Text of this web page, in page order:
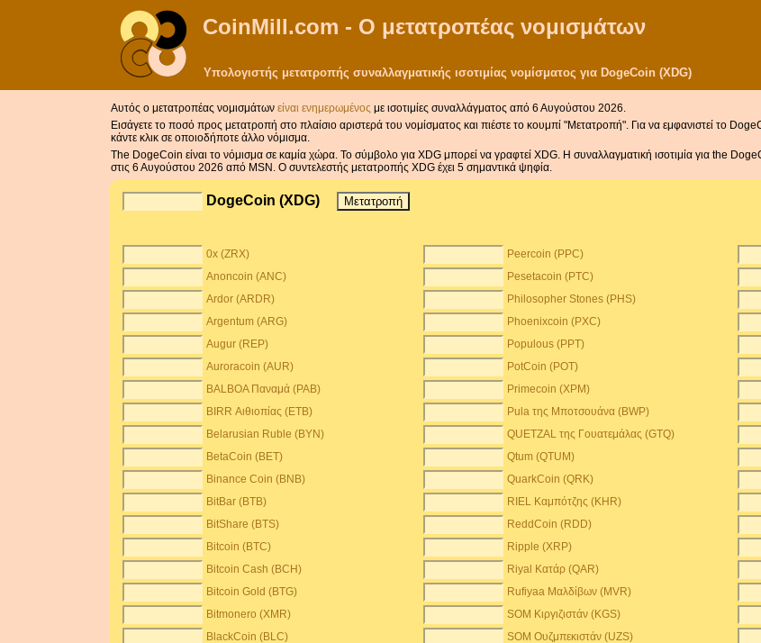
CoinMill.com - Ο μετατροπέας νομισμάτων
Υπολογιστής μετατροπής συναλλαγματικής ισοτιμίας νομίσματος για DogeCoin (XDG)
Αυτός ο μετατροπέας νομισμάτων είναι ενημερωμένος με ισοτιμίες συναλλάγματος από 6 Αυγούστου 2026.
Εισάγετε το ποσό προς μετατροπή στο πλαίσιο αριστερά του νομίσματος και πιέστε το κουμπί "Μετατροπή". Για να εμφανιστεί το
κάντε κλικ σε οποιοδήποτε άλλο νόμισμα.
The DogeCoin είναι το νόμισμα σε καμία χώρα. Το σύμβολο για XDG μπορεί να γραφτεί XDG. Η συναλλαγματική ισοτιμία για the
στις 6 Αυγούστου 2026 από MSN. Ο συντελεστής μετατροπής XDG έχει 5 σημαντικά ψηφία.
DogeCoin (XDG)
0x (ZRX) Peercoin (PPC)
Anoncoin (ANC)
Pesetacoin (PTC)
Ardor (ARDR)
Philosopher Stones (PHS)
Argentum (ARG)
Phoenixcoin (PXC)
Augur (REP)
Populous (PPT)
Auroracoin (AUR)
PotCoin (POT)
BALBOA Παναμά (PAB)
Primecoin (XPM)
BIRR Αιθιοπίας (ETB)
Pula της Μποτσουάνα (BWP)
Belarusian Ruble (BYN)
QUETZAL της Γουατεμάλας (GTQ)
BetaCoin (BET)
Qtum (QTUM)
Binance Coin (BNB)
QuarkCoin (QRK)
BitBar (BTB)
RIEL Καμπότζης (KHR)
BitShare (BTS)
ReddCoin (RDD)
Bitcoin (BTC)
Ripple (XRP)
Bitcoin Cash (BCH)
Riyal Κατάρ (QAR)
Bitcoin Gold (BTG)
Rufiyaa Μαλδίβων (MVR)
Bitmonero (XMR)
SOM Κιργιζιστάν (KGS)
BlackCoin (BLC)
SOM Ουζμπεκιστάν (UZS)